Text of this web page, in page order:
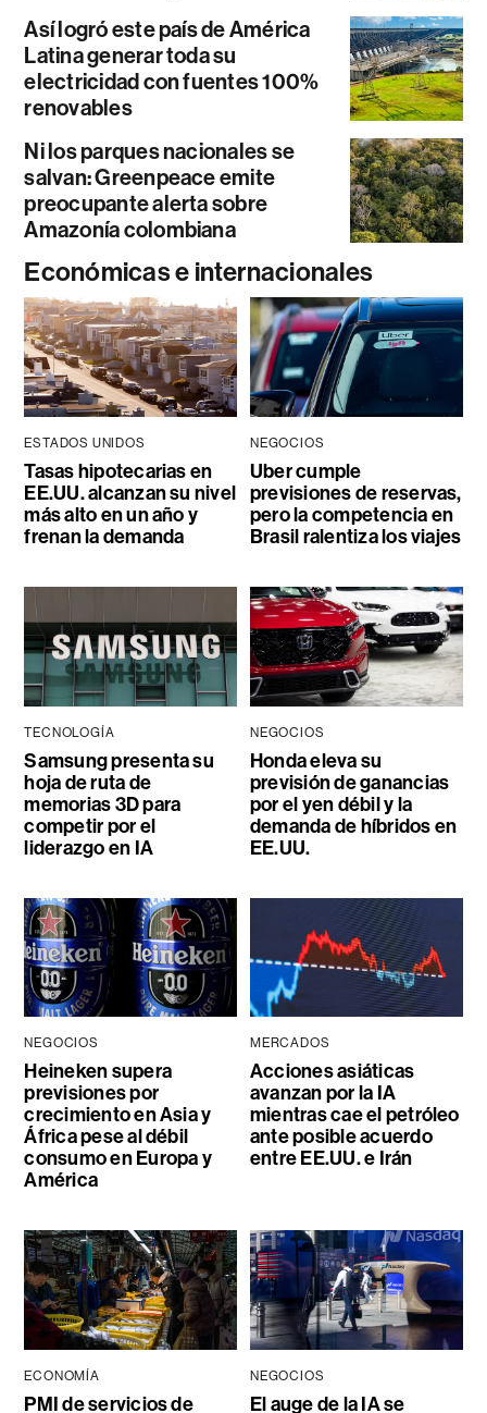
Así logró este país de América
Latina generar toda su
electricidad con fuentes 100%
renovables
Ni los parques nacionales se
salvan: Greenpeace emite
preocupante alerta sobre
Amazonía colombiana
Económicas e internacionales
ESTADOS UNIDOS
Tasas hipotecarias en
EE.UU. alcanzan su nivel
más alto en un año y
frenan la demanda
NEGOCIOS
Uber cumple
previsiones de reservas,
pero la competencia en
Brasil ralentiza los viajes
TECNOLOGÍA
Samsung presenta su
hoja de ruta de
memorias 3D para
competir por el
liderazgo en IA
NEGOCIOS
Honda eleva su
previsión de ganancias
por el yen débil y la
demanda de híbridos en
EE.UU.
NEGOCIOS
Heineken supera
previsiones por
crecimiento en Asia y
África pese al débil
consumo en Europa y
América
MERCADOS
Acciones asiáticas
avanzan por la IA
mientras cae el petróleo
ante posible acuerdo
entre EE.UU. e Irán
ECONOMÍA
PMI de servicios de
NEGOCIOS
El auge de la IA se